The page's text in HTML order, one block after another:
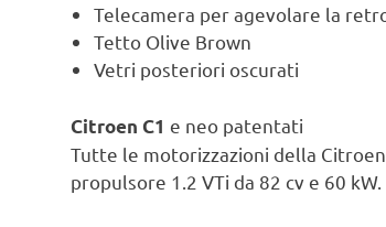
Telecamera per agevolare la
Tetto Olive Brown
Vetri posteriori oscurati
Citroen C1 e neo patentati
Tutte le motorizzazioni della
propulsore 1.2 VTi da 82 cv e 60 kW.